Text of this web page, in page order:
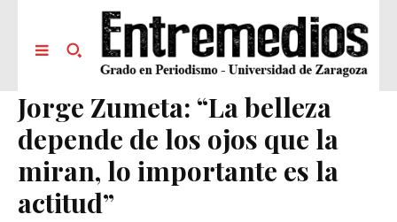
Jorge Zumeta: “La belleza
depende de los ojos que la
miran, lo importante es la
actitud”